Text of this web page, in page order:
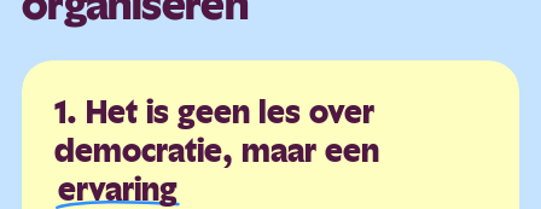
1. Het is geen les over
democratie, maar een
ervaring